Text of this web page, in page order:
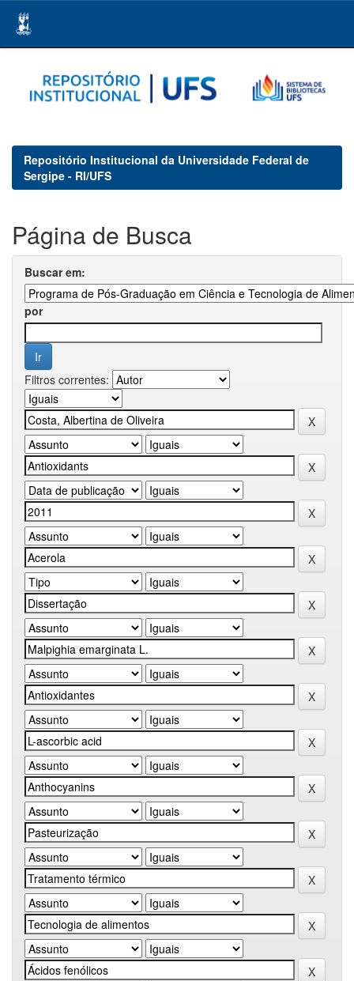
navigation
Repositório Institucional da Universidade Federal de
Sergipe - RI/UFS
Página de Busca
Buscar em:
por
Filtros correntes: